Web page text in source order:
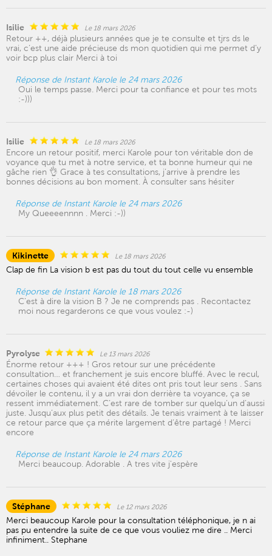
Isilie Le 18 mars 2026
Retour ++, déjà plusieurs années que je te consulte et tjrs ds le
vrai, c’est une aide précieuse ds mon quotidien qui me permet d’y
voir bcp plus clair Merci à toi
Réponse de Instant Karole le 24 mars 2026
Oui le temps passe. Merci pour ta confiance et pour tes mots
:-)))
Isilie Le 18 mars 2026
Encore un retour positif, merci Karole pour ton véritable don de
voyance que tu met à notre service, et ta bonne humeur qui ne
gâche rien 👌 Grace à tes consultations, j’arrive à prendre les
bonnes décisions au bon moment. À consulter sans hésiter
Réponse de Instant Karole le 24 mars 2026
My Queeeennnn . Merci :-))
Kikinette Le 18 mars 2026
Clap de fin La vision b est pas du tout du tout celle vu ensemble
Réponse de Instant Karole le 18 mars 2026
C’est à dire la vision B ? Je ne comprends pas . Recontactez
moi nous regarderons ce que vous voulez :-)
Pyrolyse Le 13 mars 2026
Énorme retour +++ ! Gros retour sur une précédente
consultation… et franchement je suis encore bluffé. Avec le recul,
certaines choses qui avaient été dites ont pris tout leur sens . Sans
dévoiler le contenu, il y a un vrai don derrière ta voyance, ça se
ressent immédiatement. C’est rare de tomber sur quelqu’un d’aussi
juste. Jusqu’aux plus petit des détails. Je tenais vraiment à te laisser
ce retour parce que ça mérite largement d’être partagé ! Merci
encore
Réponse de Instant Karole le 24 mars 2026
Merci beaucoup. Adorable . A tres vite j'espère
Stéphane Le 12 mars 2026
Merci beaucoup Karole pour la consultation téléphonique, je n ai
pas pu entendre la suite de ce que vous vouliez me dire .. Merci
infiniment.. Stephane